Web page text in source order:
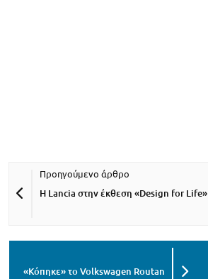
Η Lancia στην έκθεση «Design for Life»
«Κόπηκε» το Volkswagen Routan